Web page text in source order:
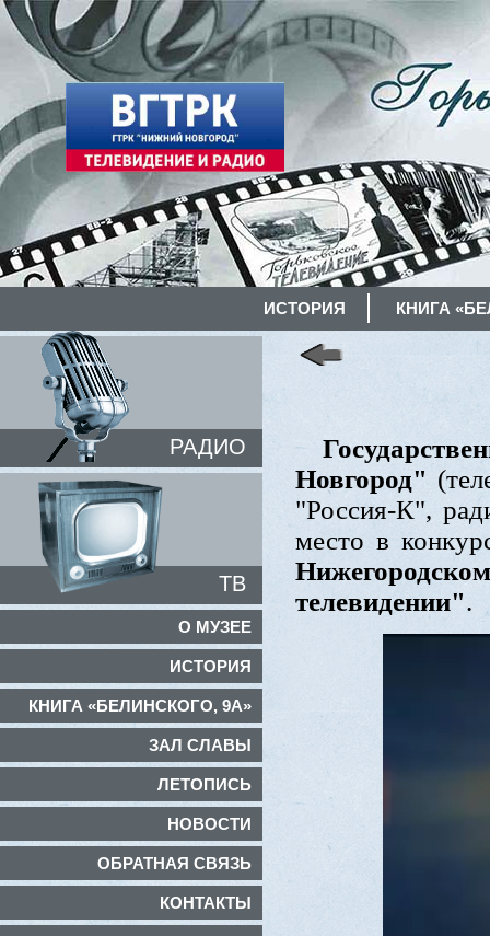
ИСТОРИЯ КНИГА
РАДИО
ТВ
О МУЗЕЕ
ИСТОРИЯ
КНИГА «БЕЛИНСКОГО, 9А»
ЗАЛ СЛАВЫ
ЛЕТОПИСЬ
НОВОСТИ
ОБРАТНАЯ СВЯЗЬ
КОНТАКТЫ
Новгород"
"Россия-К",
место в
телевидении".